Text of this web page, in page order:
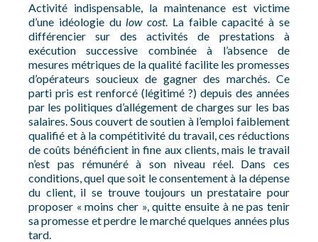
Activité indispensable, la maintenance est victime
d’une idéologie dulow cost. La faible capacité à se
différencier sur des activités de prestations à
exécution successive combinée à l’absence de
mesures métriques de la qualité facilite les promesses
d’opérateurs soucieux de gagner des marchés. Ce
parti pris est renforcé (légitimé ?) depuis des années
par les politiques d’allégement de charges sur les bas
salaires. Sous couvert de soutien à l’emploi faiblement
qualifié et à la compétitivité du travail, ces réductions
de coûts bénéficient in fine aux clients, mais le travail
n’est pas rémunéré à son niveau réel. Dans ces
conditions, quel que soit le consentement à la dépense
du client, il se trouve toujours un prestataire pour
proposer « moins cher », quitte ensuite à ne pas tenir
sa promesse et perdre le marché quelques années plus
tard.